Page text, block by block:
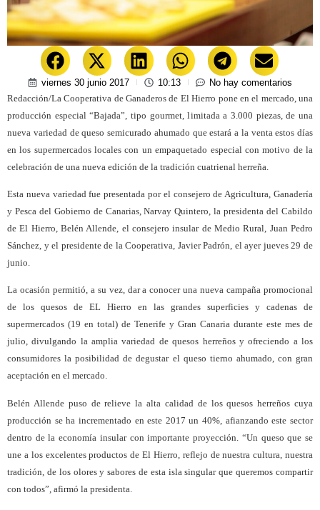
viernes 30 junio 2017 10:13
No hay comentarios
Redacción/La Cooperativa de Ganaderos de El Hierro pone en el mercado, una
producción especial “Bajada”, tipo gourmet, limitada a 3.000 piezas, de una
nueva variedad de queso semicurado ahumado que estará a la venta estos días
en los supermercados locales con un empaquetado especial con motivo de la
celebración de una nueva edición de la tradición cuatrienal herreña.
Esta nueva variedad fue presentada por el consejero de Agricultura, Ganadería
y Pesca del Gobierno de Canarias, Narvay Quintero, la presidenta del Cabildo
de El Hierro, Belén Allende, el consejero insular de Medio Rural, Juan Pedro
Sánchez, y el presidente de la Cooperativa, Javier Padrón, el ayer jueves 29 de
junio.
La ocasión permitió, a su vez, dar a conocer una nueva campaña promocional
de los quesos de EL Hierro en las grandes superficies y cadenas de
supermercados (19 en total) de Tenerife y Gran Canaria durante este mes de
julio, divulgando la amplia variedad de quesos herreños y ofreciendo a los
consumidores la posibilidad de degustar el queso tierno ahumado, con gran
aceptación en el mercado.
Belén Allende puso de relieve la alta calidad de los quesos herreños cuya
producción se ha incrementado en este 2017 un 40%, afianzando este sector
dentro de la economía insular con importante proyección. “Un queso que se
une a los excelentes productos de El Hierro, reflejo de nuestra cultura, nuestra
tradición, de los olores y sabores de esta isla singular que queremos compartir
con todos”, afirmó la presidenta.